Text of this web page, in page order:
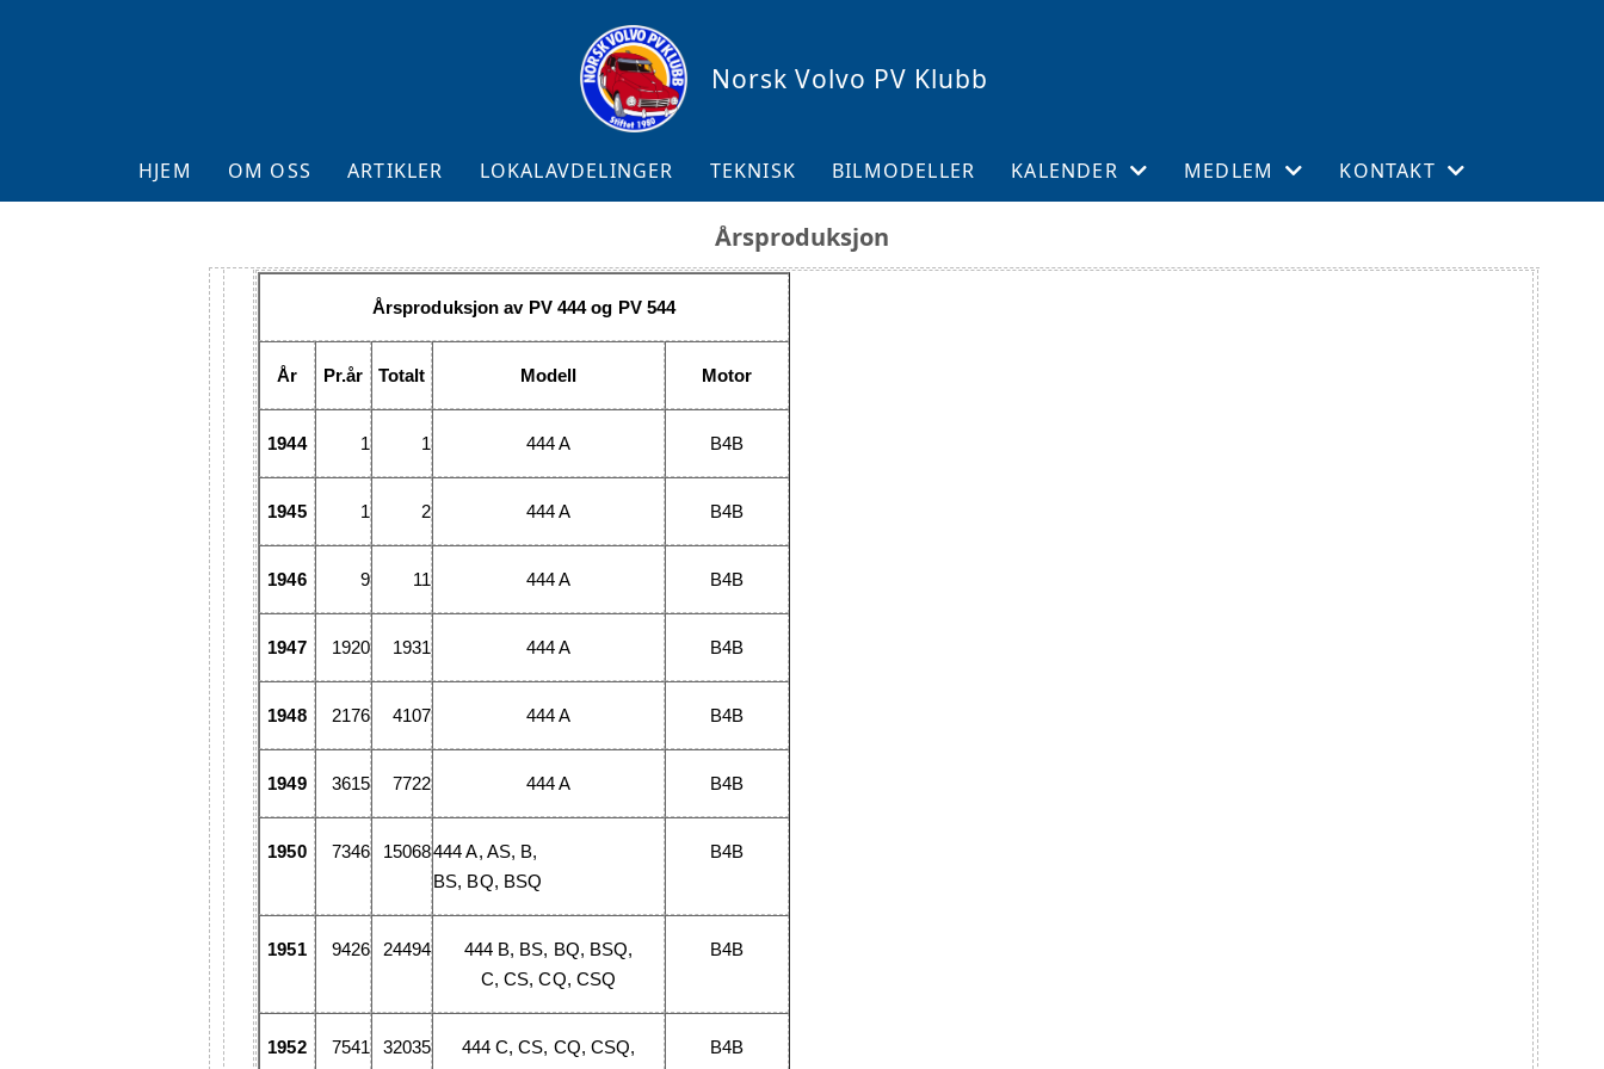
Norsk Volvo PV Klubb
HJEM OM OSS ARTIKLER LOKALAVDELINGER TEKNISK BILMODELLER KALENDER MEDLEM KONTAKT
ØVRIGE KONTAKER
Årsproduksjon
Årsproduksjon av PV 444 og PV 544
År Pr.år Totalt Modell Motor
1944 1 1 444 A B4B
1945 1 2 444 A B4B
1946 9 11 444 A B4B
1947 1920 1931 444 A B4B
1948 2176 4107 444 A B4B
1949 3615 7722 444 A B4B
1950 7346 15068444 A, AS, B,
BS, BQ, BSQ
B4B
1951 9426 24494
444 B, BS, BQ, BSQ,
C, CS, CQ, CSQ
B4B
1952 7541 32035
444 C, CS, CQ, CSQ,
B4B